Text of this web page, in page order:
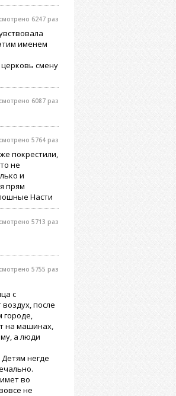
6247 раз
именем
смену
6087 раз
5764 раз
покрестили,
не
и
прям
Насти
5713 раз
5755 раз
с
после
городе,
на машинах,
а люди
негде
во
не